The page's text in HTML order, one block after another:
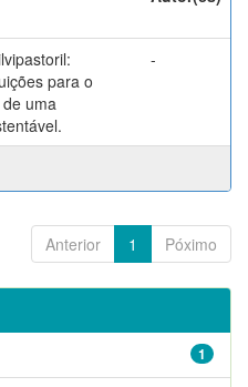
para o
uma
-
Anterior 1 Póximo
1